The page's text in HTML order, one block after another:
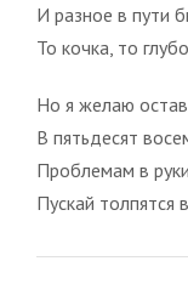
И разное в пути
То кочка, то
Но я желаю
В пятьдесят
Проблемам в
Пускай толпятся